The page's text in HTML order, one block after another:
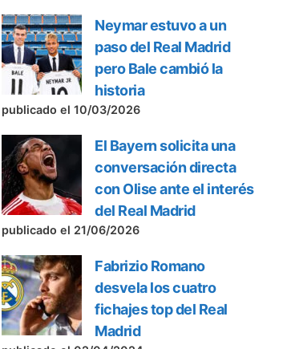
Neymar estuvo a un
paso del Real Madrid
pero Bale cambió la
historia
publicado el 10/03/2026
El Bayern solicita una
conversación directa
con Olise ante el interés
del Real Madrid
publicado el 21/06/2026
Fabrizio Romano
desvela los cuatro
fichajes top del Real
Madrid